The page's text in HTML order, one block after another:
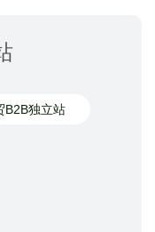
B2B独立站